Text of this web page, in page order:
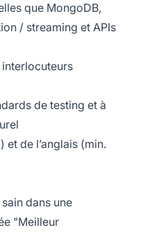
que MongoDB,
/ streaming et APIs
de testing et à
et de l’anglais (min.
dans une
"Meilleur